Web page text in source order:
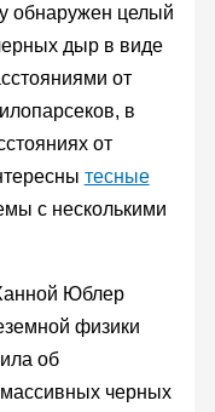
обнаружен целый
дыр в виде
от
в
от
тесные
с несколькими
Юблер
физики
об
черных